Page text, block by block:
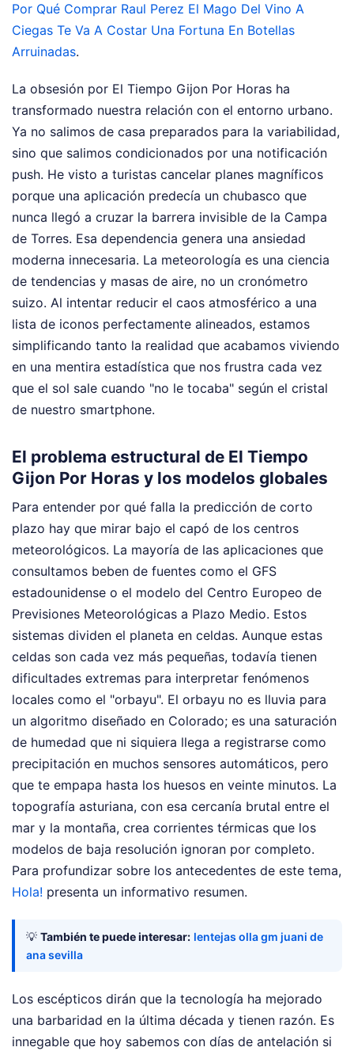
Por Qué Comprar Raul Perez El Mago Del Vino A
Ciegas Te Va A Costar Una Fortuna En Botellas
Arruinadas.
La obsesión por El Tiempo Gijon Por Horas ha
transformado nuestra relación con el entorno urbano.
Ya no salimos de casa preparados para la variabilidad,
sino que salimos condicionados por una notificación
push. He visto a turistas cancelar planes magníficos
porque una aplicación predecía un chubasco que
nunca llegó a cruzar la barrera invisible de la Campa
de Torres. Esa dependencia genera una ansiedad
moderna innecesaria. La meteorología es una ciencia
de tendencias y masas de aire, no un cronómetro
suizo. Al intentar reducir el caos atmosférico a una
lista de iconos perfectamente alineados, estamos
simplificando tanto la realidad que acabamos viviendo
en una mentira estadística que nos frustra cada vez
que el sol sale cuando "no le tocaba" según el cristal
de nuestro smartphone.
El problema estructural de El Tiempo
Gijon Por Horas y los modelos globales
Para entender por qué falla la predicción de corto
plazo hay que mirar bajo el capó de los centros
meteorológicos. La mayoría de las aplicaciones que
consultamos beben de fuentes como el GFS
estadounidense o el modelo del Centro Europeo de
Previsiones Meteorológicas a Plazo Medio. Estos
sistemas dividen el planeta en celdas. Aunque estas
celdas son cada vez más pequeñas, todavía tienen
dificultades extremas para interpretar fenómenos
locales como el "orbayu". El orbayu no es lluvia para
un algoritmo diseñado en Colorado; es una saturación
de humedad que ni siquiera llega a registrarse como
precipitación en muchos sensores automáticos, pero
que te empapa hasta los huesos en veinte minutos. La
topografía asturiana, con esa cercanía brutal entre el
mar y la montaña, crea corrientes térmicas que los
modelos de baja resolución ignoran por completo.
Para profundizar sobre los antecedentes de este tema,
Hola! presenta un informativo resumen.
💡 También te puede interesar: lentejas olla gm juani de
ana sevilla
Los escépticos dirán que la tecnología ha mejorado
una barbaridad en la última década y tienen razón. Es
innegable que hoy sabemos con días de antelación si